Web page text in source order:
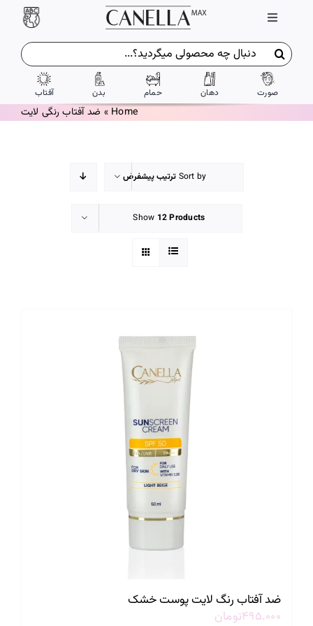
content
Toggle
Navigation
ورود / ثبت نام
جستجو
برای:
صورت دهان حمام بدن آفتاب
Home
» ضد آفتاب رنگی لایت
Sort by ترتیب پیشفرض
Show 12 Products
ضد آفتاب رنگ لایت پوست خشک
۴۹۵.۰۰۰تومان